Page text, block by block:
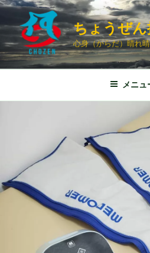
コ
ン
ツ
ちょうぜん
心身（からだ）晴れ
メニュ